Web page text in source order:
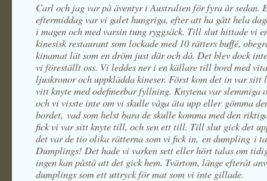
Carl och jag var på äventyr i Australien för fyra år sedan.
eftermiddag var vi galet hungriga, efter att ha gått hela
i magen och med varsin tung ryggsäck. Till slut hittade vi
kinesisk restaurant som lockade med 10 rätters buffé,
kinamat lät som en dröm just där och då. Det blev dock
vi föreställt oss. Vi leddes ner i en källare till bord med
ljuskronor och uppklädda kineser. Först kom det in var sitt
vitt knyte med odefinerbar fyllning. Knytena var slemmiga
och vi visste inte om vi skulle våga äta upp eller gömma
bordet, vad som helst bara de skulle komma med den
fick vi var sitt knyte till, och sen ett till. Till slut gick det
det var de tio olika rätterna som vi fick in, en dumpling i
Dumplings! Det hade vi varken sett eller hört talas om
ingen kan påstå att det gick hem. Tvärtom, länge efteråt
dumplings som ett uttryck för mat som vi inte gillade.